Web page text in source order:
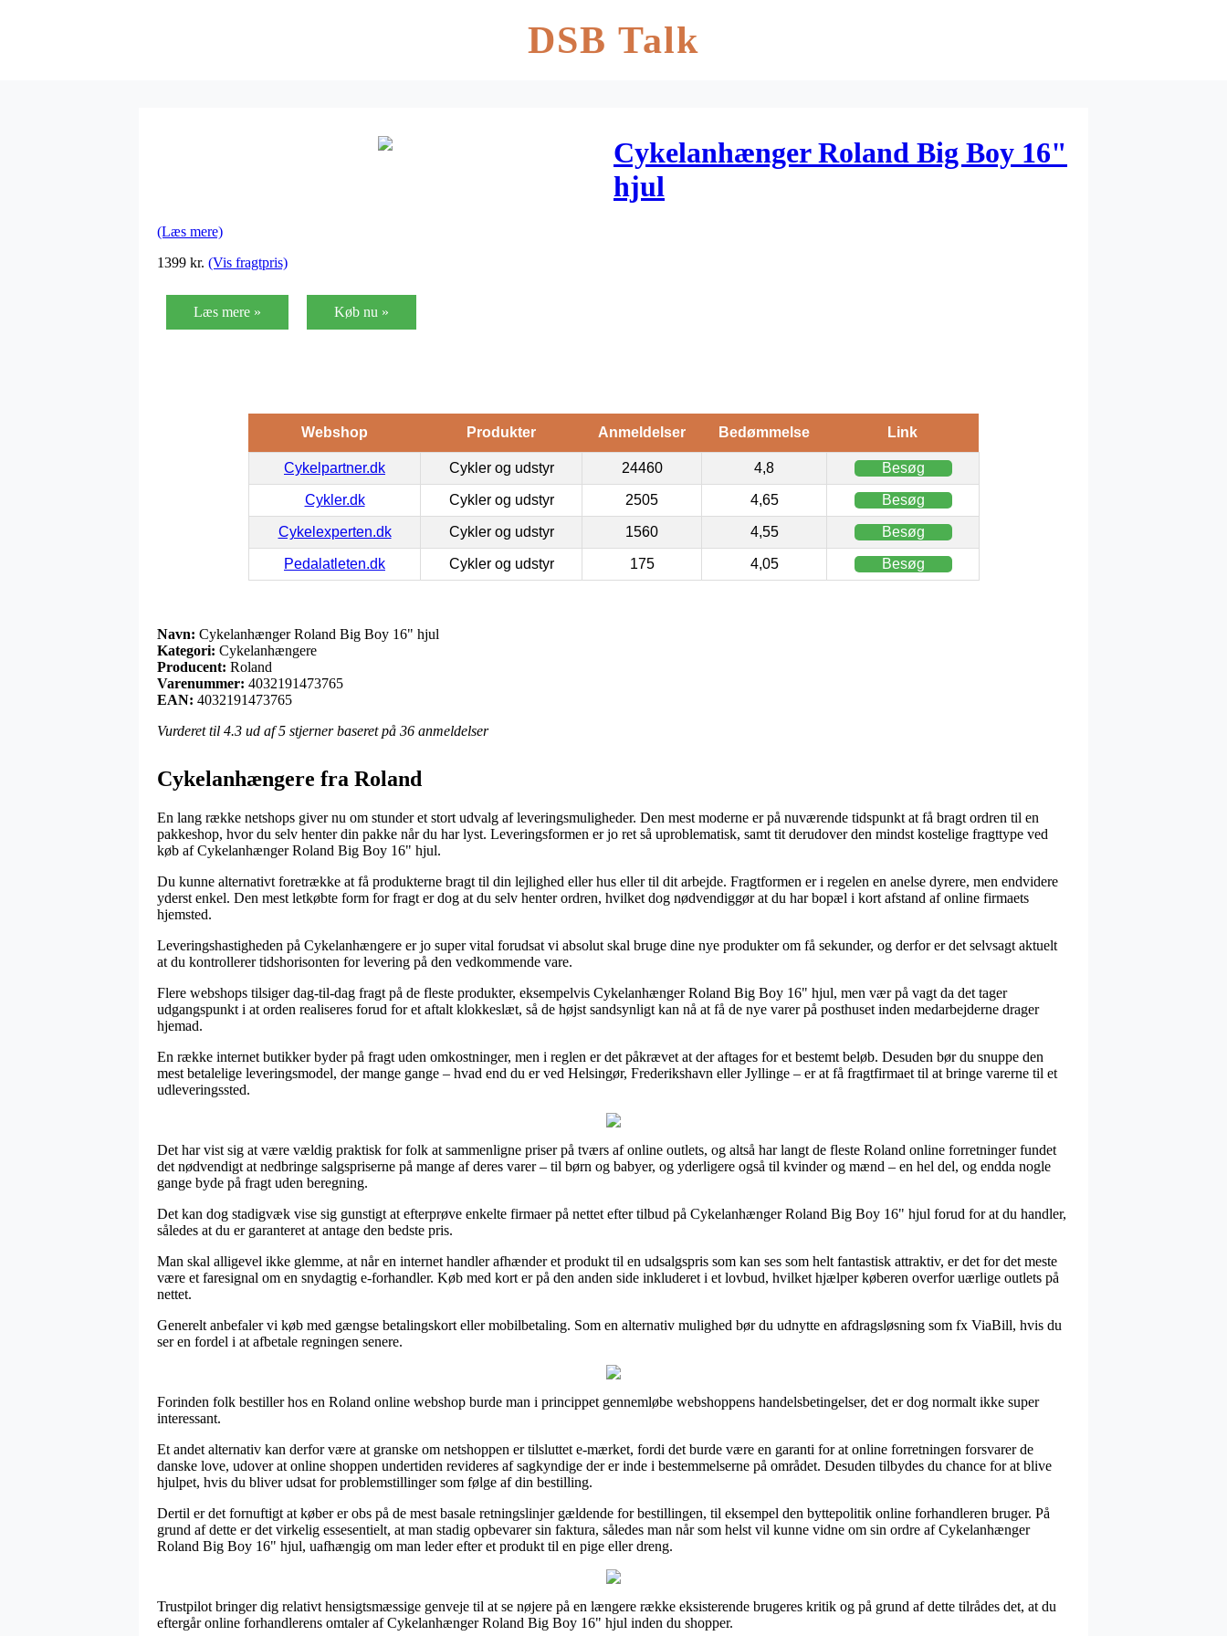
DSB Talk
Cykelanhænger Roland Big Boy 16"
hjul
(Læs mere)
1399 kr. (Vis fragtpris)
Læs mere » Køb nu »
Webshop Produkter Anmeldelser Bedømmelse Link
Cykelpartner.dk Cykler og udstyr 24460 4,8 Besøg
Cykler.dk Cykler og udstyr 2505 4,65 Besøg
Cykelexperten.dk Cykler og udstyr 1560 4,55 Besøg
Pedalatleten.dk Cykler og udstyr 175 4,05 Besøg
Navn: Cykelanhænger Roland Big Boy 16" hjul
Kategori: Cykelanhængere
Producent: Roland
Varenummer: 4032191473765
EAN: 4032191473765
Vurderet til 4.3 ud af 5 stjerner baseret på 36 anmeldelser
Cykelanhængere fra Roland
En lang række netshops giver nu om stunder et stort udvalg af leveringsmuligheder. Den mest moderne er på nuværende tidspunkt at få bragt ordren til en
pakkeshop, hvor du selv henter din pakke når du har lyst. Leveringsformen er jo ret så uproblematisk, samt tit derudover den mindst kostelige fragttype ved
køb af Cykelanhænger Roland Big Boy 16" hjul.
Du kunne alternativt foretrække at få produkterne bragt til din lejlighed eller hus eller til dit arbejde. Fragtformen er i regelen en anelse dyrere, men endvidere
yderst enkel. Den mest letkøbte form for fragt er dog at du selv henter ordren, hvilket dog nødvendiggør at du har bopæl i kort afstand af online firmaets
hjemsted.
Leveringshastigheden på Cykelanhængere er jo super vital forudsat vi absolut skal bruge dine nye produkter om få sekunder, og derfor er det selvsagt aktuelt
at du kontrollerer tidshorisonten for levering på den vedkommende vare.
Flere webshops tilsiger dag-til-dag fragt på de fleste produkter, eksempelvis Cykelanhænger Roland Big Boy 16" hjul, men vær på vagt da det tager
udgangspunkt i at orden realiseres forud for et aftalt klokkeslæt, så de højst sandsynligt kan nå at få de nye varer på posthuset inden medarbejderne drager
hjemad.
En række internet butikker byder på fragt uden omkostninger, men i reglen er det påkrævet at der aftages for et bestemt beløb. Desuden bør du snuppe den
mest betalelige leveringsmodel, der mange gange – hvad end du er ved Helsingør, Frederikshavn eller Jyllinge – er at få fragtfirmaet til at bringe varerne til et
udleveringssted.
Det har vist sig at være vældig praktisk for folk at sammenligne priser på tværs af online outlets, og altså har langt de fleste Roland online forretninger fundet
det nødvendigt at nedbringe salgspriserne på mange af deres varer – til børn og babyer, og yderligere også til kvinder og mænd – en hel del, og endda nogle
gange byde på fragt uden beregning.
Det kan dog stadigvæk vise sig gunstigt at efterprøve enkelte firmaer på nettet efter tilbud på Cykelanhænger Roland Big Boy 16" hjul forud for at du handler,
således at du er garanteret at antage den bedste pris.
Man skal alligevel ikke glemme, at når en internet handler afhænder et produkt til en udsalgspris som kan ses som helt fantastisk attraktiv, er det for det meste
være et faresignal om en snydagtig e-forhandler. Køb med kort er på den anden side inkluderet i et lovbud, hvilket hjælper køberen overfor uærlige outlets på
nettet.
Generelt anbefaler vi køb med gængse betalingskort eller mobilbetaling. Som en alternativ mulighed bør du udnytte en afdragsløsning som fx ViaBill, hvis du
ser en fordel i at afbetale regningen senere.
Forinden folk bestiller hos en Roland online webshop burde man i princippet gennemløbe webshoppens handelsbetingelser, det er dog normalt ikke super
interessant.
Et andet alternativ kan derfor være at granske om netshoppen er tilsluttet e-mærket, fordi det burde være en garanti for at online forretningen forsvarer de
danske love, udover at online shoppen undertiden revideres af sagkyndige der er inde i bestemmelserne på området. Desuden tilbydes du chance for at blive
hjulpet, hvis du bliver udsat for problemstillinger som følge af din bestilling.
Dertil er det fornuftigt at køber er obs på de mest basale retningslinjer gældende for bestillingen, til eksempel den byttepolitik online forhandleren bruger. På
grund af dette er det virkelig essesentielt, at man stadig opbevarer sin faktura, således man når som helst vil kunne vidne om sin ordre af Cykelanhænger
Roland Big Boy 16" hjul, uafhængig om man leder efter et produkt til en pige eller dreng.
Trustpilot bringer dig relativt hensigtsmæssige genveje til at se nøjere på en længere række eksisterende brugeres kritik og på grund af dette tilrådes det, at du
eftergår online forhandlerens omtaler af Cykelanhænger Roland Big Boy 16" hjul inden du shopper.